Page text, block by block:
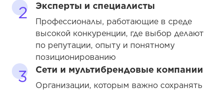
2 Эксперты и специалисты
Профессионалы, работающие в среде
высокой конкуренции, где выбор делают
по репутации, опыту и понятному
позиционированию
3 Сети и мультибрендовые компании
Организации, которым важно сохранять